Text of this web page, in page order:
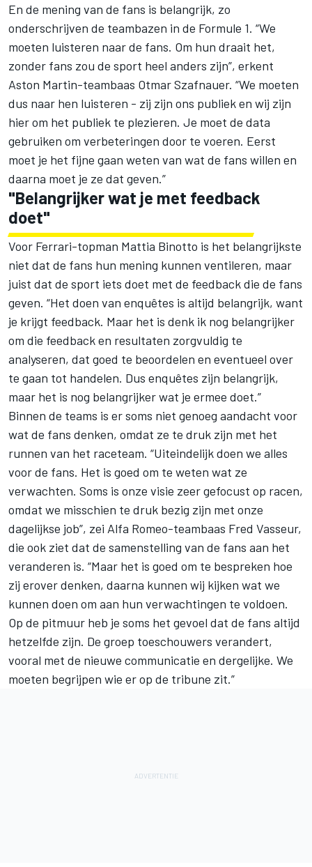
En de mening van de fans is belangrijk, zo
onderschrijven de teambazen in de Formule 1. “We
moeten luisteren naar de fans. Om hun draait het,
zonder fans zou de sport heel anders zijn”, erkent
Aston Martin-teambaas Otmar Szafnauer. “We moeten
dus naar hen luisteren - zij zijn ons publiek en wij zijn
hier om het publiek te plezieren. Je moet de data
gebruiken om verbeteringen door te voeren. Eerst
moet je het fijne gaan weten van wat de fans willen en
daarna moet je ze dat geven.”
"Belangrijker wat je met feedback
doet"
Voor Ferrari-topman Mattia Binotto is het belangrijkste
niet dat de fans hun mening kunnen ventileren, maar
juist dat de sport iets doet met de feedback die de fans
geven. “Het doen van enquêtes is altijd belangrijk, want
je krijgt feedback. Maar het is denk ik nog belangrijker
om die feedback en resultaten zorgvuldig te
analyseren, dat goed te beoordelen en eventueel over
te gaan tot handelen. Dus enquêtes zijn belangrijk,
maar het is nog belangrijker wat je ermee doet.”
Binnen de teams is er soms niet genoeg aandacht voor
wat de fans denken, omdat ze te druk zijn met het
runnen van het raceteam. “Uiteindelijk doen we alles
voor de fans. Het is goed om te weten wat ze
verwachten. Soms is onze visie zeer gefocust op racen,
omdat we misschien te druk bezig zijn met onze
dagelijkse job”, zei Alfa Romeo-teambaas Fred Vasseur,
die ook ziet dat de samenstelling van de fans aan het
veranderen is. “Maar het is goed om te bespreken hoe
zij erover denken, daarna kunnen wij kijken wat we
kunnen doen om aan hun verwachtingen te voldoen.
Op de pitmuur heb je soms het gevoel dat de fans altijd
hetzelfde zijn. De groep toeschouwers verandert,
vooral met de nieuwe communicatie en dergelijke. We
moeten begrijpen wie er op de tribune zit.”